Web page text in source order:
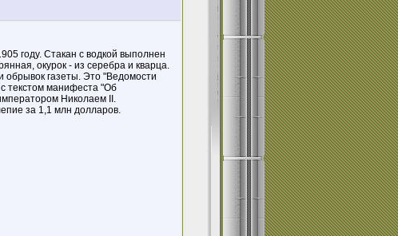
году. Стакан с водкой выполнен
окурок - из серебра и кварца.
обрывок газеты. Это "Ведомости
с текстом манифеста "Об
Николаем II.
за 1,1 млн долларов.